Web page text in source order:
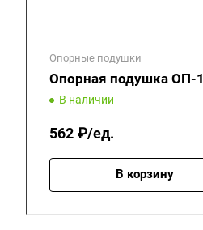
Опорные подушки
Опорная подушка ОП-1
В наличии
562 ₽/ед.
В корзину